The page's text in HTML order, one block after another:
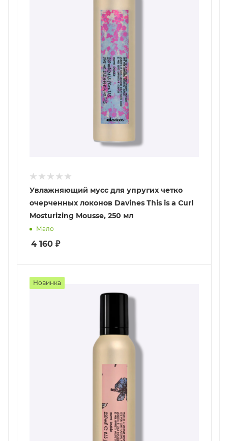
Увлажняющий мусс для упругих четко
очерченных локонов Davines This is a Curl
Mosturizing Mousse, 250 мл
Мало
4 160 ₽
Новинка